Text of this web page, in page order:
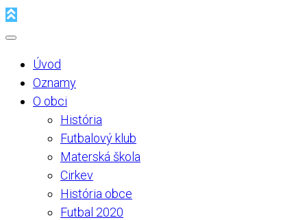
Úvod
Oznamy
O obci
História
Futbalový klub
Materská škola
Cirkev
História obce
Futbal 2020